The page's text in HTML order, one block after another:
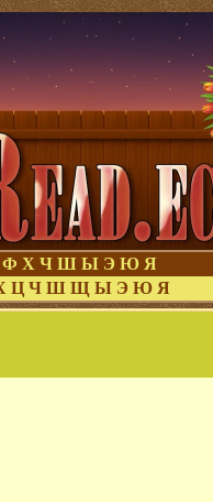
Ф Х Ч Ш Ы Э Ю Я
Ц Ч Ш Щ Ы Э Ю Я